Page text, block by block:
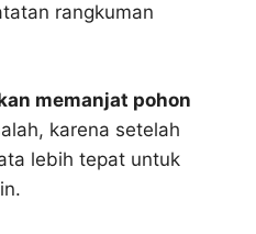
rangkuman
memanjat pohon
karena setelah
lebih tepat untuk